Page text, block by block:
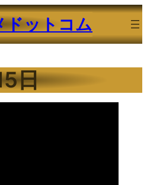
ドットコム
日